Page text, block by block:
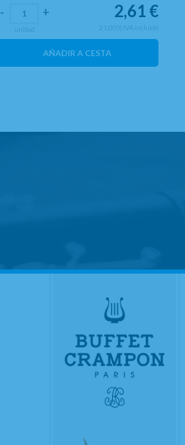
2,61 €
21.00% IVA incluido
- +
unidad
AÑADIR A CESTA